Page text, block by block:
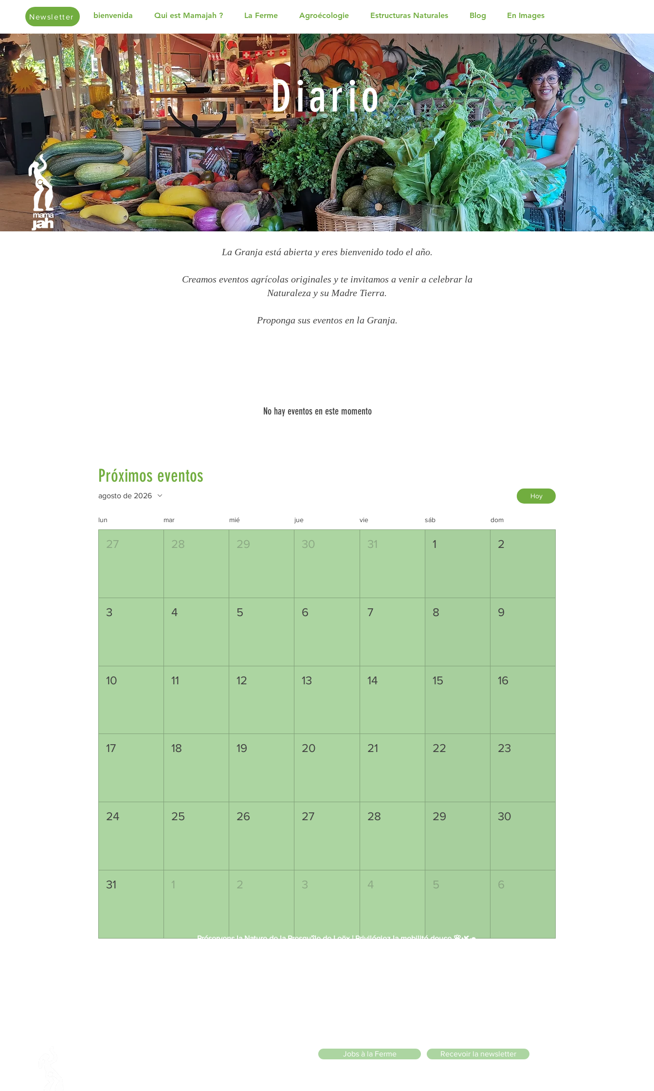
Newsletter bienvenida Qui est Mamajah ? La Ferme Agroécologie Estructuras Naturales Blog En Images
Diario
La Granja está abierta y eres bienvenido todo el año.
Creamos eventos agrícolas originales y te invitamos a venir a celebrar la
Naturaleza y su Madre Tierra.
Proponga sus eventos en la Granja.
No hay eventos en este momento
Próximos eventos
agosto de 2026 Hoy
lun mar mié jue vie sáb dom
27 28 29 30 31 1 2
3 4 5 6 7 8 9
10 11 12 13 14 15 16
17 18 19 20 21 22 23
24 25 26 27 28 29 30
31 1 2 3 4 5 6
Préservons la Nature de la Presqu'île de Loëx | Privilégiez la mobilité douce 🌸🌿🐢
Jobs à la Ferme Recevoir la newsletter